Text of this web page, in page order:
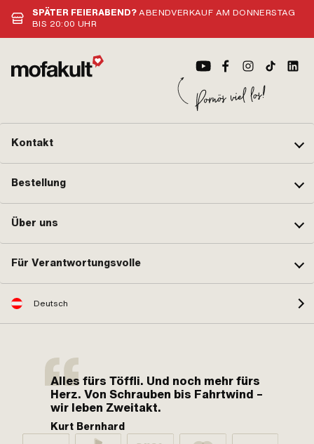
SPÄTER FEIERABEND?ABENDVERKAUF AM DONNERSTAG
BIS 20:00 UHR
Kontakt
Bestellung
Über uns
Für Verantwortungsvolle
Deutsch
Alles fürs Töffli. Und noch mehr fürs
Herz. Von Schrauben bis Fahrtwind –
wir leben Zweitakt.
Kurt Bernhard